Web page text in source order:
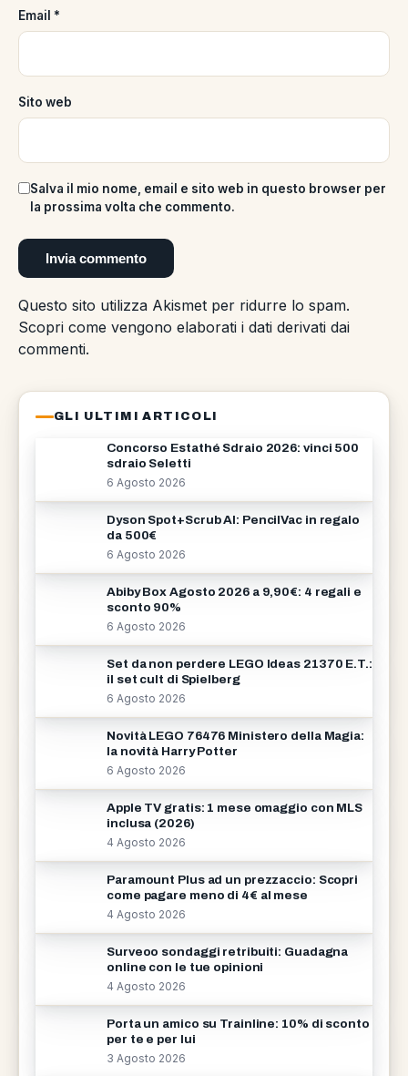
Email *
Sito web
Salva il mio nome, email e sito web in questo browser per
la prossima volta che commento.
Questo sito utilizza Akismet per ridurre lo spam.
Scopri come vengono elaborati i dati derivati dai
commenti.
GLI ULTIMI ARTICOLI
Concorso Estathé Sdraio 2026: vinci 500
sdraio Seletti
6 Agosto 2026
Dyson Spot+Scrub AI: PencilVac in regalo
da 500€
6 Agosto 2026
Abiby Box Agosto 2026 a 9,90€: 4 regali e
sconto 90%
6 Agosto 2026
Set da non perdere LEGO Ideas 21370 E.T.:
il set cult di Spielberg
6 Agosto 2026
Novità LEGO 76476 Ministero della Magia:
la novità Harry Potter
6 Agosto 2026
Apple TV gratis: 1 mese omaggio con MLS
inclusa (2026)
4 Agosto 2026
Paramount Plus ad un prezzaccio: Scopri
come pagare meno di 4€ al mese
4 Agosto 2026
Surveoo sondaggi retribuiti: Guadagna
online con le tue opinioni
4 Agosto 2026
Porta un amico su Trainline: 10% di sconto
per te e per lui
3 Agosto 2026